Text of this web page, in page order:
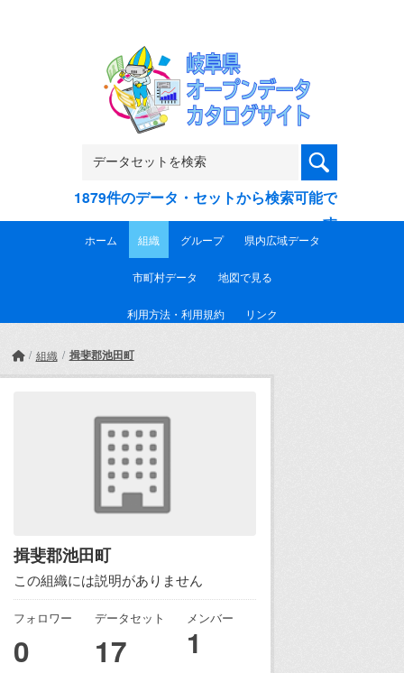
1879件のデータ・セットから検索可能で
す
ホーム 組織 グループ 県内広域データ
市町村データ 地図で見る
利用方法・利用規約 リンク
組織 揖斐郡池田町
揖斐郡池田町
この組織には説明がありません
フォロワー
0
データセット
17
メンバー
1